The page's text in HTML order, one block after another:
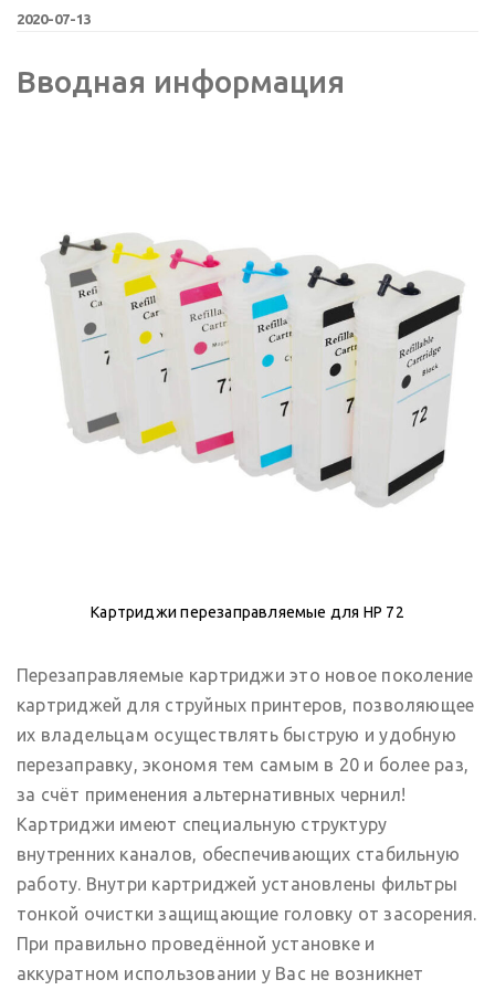
2020-07-13
Вводная информация
Картриджи перезаправляемые для HP 72
Перезаправляемые картриджи это новое поколение
картриджей для струйных принтеров, позволяющее
их владельцам осуществлять быструю и удобную
перезаправку, экономя тем самым в 20 и более раз,
за счёт применения альтернативных чернил!
Картриджи имеют специальную структуру
внутренних каналов, обеспечивающих стабильную
работу. Внутри картриджей установлены фильтры
тонкой очистки защищающие головку от засорения.
При правильно проведённой установке и
аккуратном использовании у Вас не возникнет